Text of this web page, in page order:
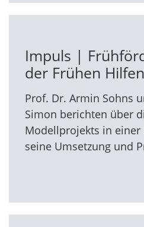
Impuls |
der Frühen Hilfen
Prof. Dr. Armin Sohns
Simon berichten über
Modellprojekts in einer
seine Umsetzung und